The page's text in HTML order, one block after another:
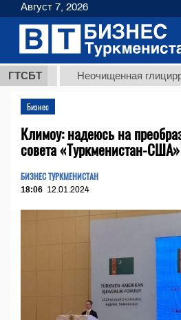
ГТСБТНеочищенная
Бизнес
Климоу: надеюсь на
совета «Туркменистан-
БИЗНЕС ТУРКМЕНИСТАН
18:06 12.01.2024
Август 7, 2026